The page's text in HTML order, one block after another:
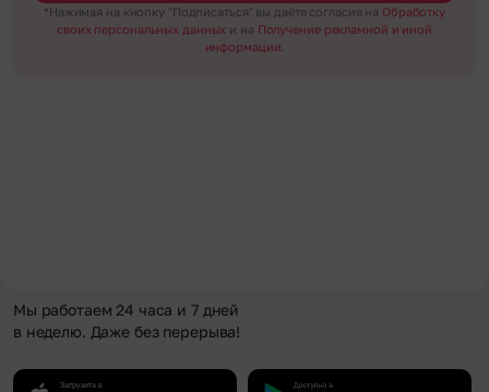
*Нажимая на кнопку "Подписаться" вы даёте согласие на Обработку
своих персональных данных и на Получение рекламной и иной
информации.
Мы работаем 24 часа и 7 дней
в неделю. Даже без перерыва!